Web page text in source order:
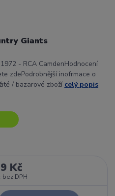
Giants
- RCA CamdenHodnocení
zdePodrobnější inofrmace o
/ bazarové zboží celý popis
Kč
bez DPH